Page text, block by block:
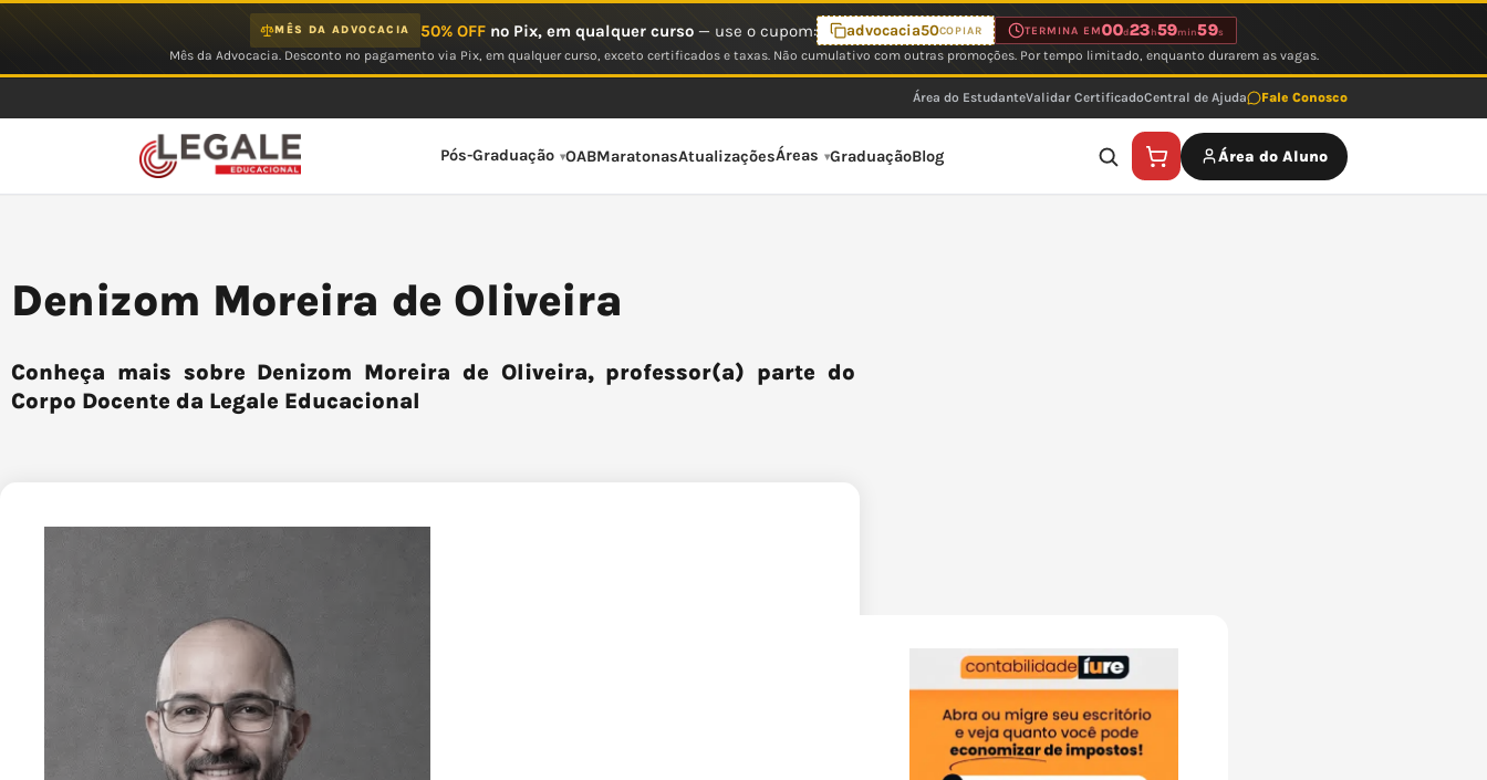
MÊS DA ADVOCACIA 50% OFFno Pix, em qualquer curso— use o cupom: advocacia50COPIAR TERMINA EM00d23 h59min59s
Mês da Advocacia. Desconto no pagamento via Pix, em qualquer curso, exceto certificados e taxas. Não cumulativo com outras promoções. Por tempo limitado, enquanto durarem as vagas.
Área do EstudanteValidar CertificadoCentral de Ajuda Fale Conosco
Pós-Graduação OABMaratonasAtualizaçõesÁreas GraduaçãoBlog Área do Aluno
Denizom Moreira de Oliveira
Conheça mais sobre Denizom Moreira de Oliveira, professor(a) parte do
Corpo Docente da Legale Educacional